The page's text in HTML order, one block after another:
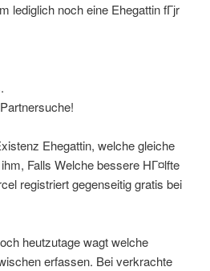
lediglich noch eine Ehegattin fГјr
Ehegattin, welche gleiche
Falls Welche bessere HГ¤lfte
registriert gegenseitig gratis bei
heutzutage wagt welche
erfassen. Bei verkrachte